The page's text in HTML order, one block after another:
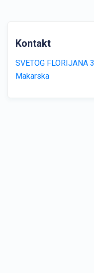
Kontakt
SVETOG FLORIJANA 3
Makarska